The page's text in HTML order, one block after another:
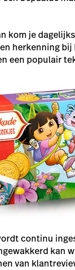
kom je
en herkenning bij
een populair
continu
kan
van